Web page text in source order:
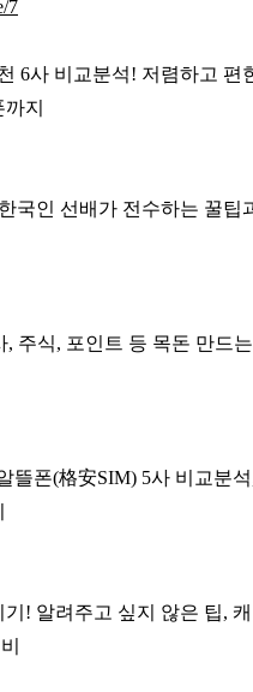
7
6사 비교분석! 저렴하고 편
지
국인 선배가 전수하는 꿀팁
주식, 포인트 등 목돈 만드는
뜰폰(格安SIM) 5사 비교분
! 알려주고 싶지 않은 팁,